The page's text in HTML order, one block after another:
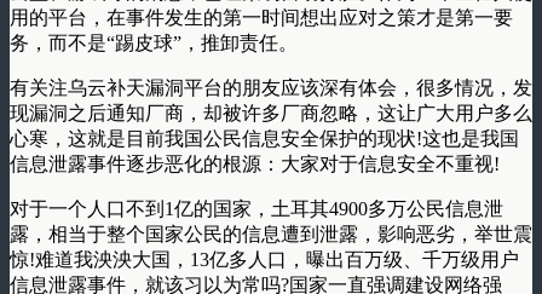
用的平台，在事件发生的第一时间想出应对之策才是第一要
务，而不是“踢皮球” ，推卸责任。
有关注乌云补天漏洞平台的朋友应该深有体会，很多情况，发
现漏洞之后通知厂商，却被许多厂商忽略，这让广大用户多么
心寒，这就是目前我国公民信息安全保护的现状!这也是我国
信息泄露事件逐步恶化的根源：大家对于信息安全不重视!
对于一个人口不到 1亿的国家，土耳其4900多万公民信息泄
露，相当于整个国家公民的信息遭到泄露，影响恶劣，举世震
惊!难道我泱泱大国， 13亿多人口，曝出百万级、千万级用户
信息泄露事件，就该习以为常吗?国家一直强调建设网络强